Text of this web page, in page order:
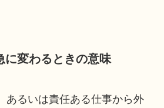
に変わるときの意味
あるいは責任ある仕事から外